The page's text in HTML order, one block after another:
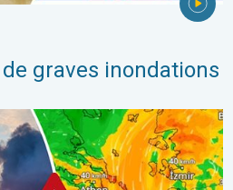
graves inondations
du Sud. Chaleur et vent fort. . .